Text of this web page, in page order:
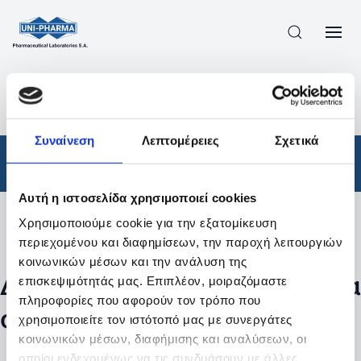
Συναίνεση Λεπτομέρειες Σχετικά
Αυτή η ιστοσελίδα χρησιμοποιεί cookies
Χρησιμοποιούμε cookie για την εξατομίκευση
περιεχομένου και διαφημίσεων, την παροχή λειτουργιών
κοινωνικών μέσων και την ανάλυση της
επισκεψιμότητάς μας. Επιπλέον, μοιραζόμαστε
πληροφορίες που αφορούν τον τρόπο που
χρησιμοποιείτε τον ιστότοπό μας με συνεργάτες
κοινωνικών μέσων, διαφήμισης και αναλύσεων, οι
οποίοι ενδεχομένως να τις συνδυάσουν με άλλες
ΠΡΟΪΟΝΤΑ ΣΥΝΤΑΓΟΓΡΑΦΟΎΜΕΝΑ
/
ΑΠΟΤΕΛΕΣΜΑΤΑ ΑΝΑΖΗΤΗΣΗΣ
Φάρμακα / Συνταγογραφούμενα
Φίλτρα
Δεν βρέθηκαν προϊόντα με τα
συγκεκριμένα φίλτρα